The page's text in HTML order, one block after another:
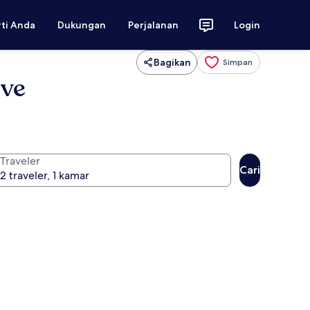
Anda Dukungan Perjalanan Login
Bagikan Simpan
Traveler
Cari